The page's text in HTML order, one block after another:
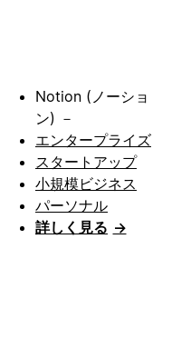
Notion (ノーショ
ン) －
エンタープライズ
スタートアップ
小規模ビジネス
パーソナル
詳しく見る →